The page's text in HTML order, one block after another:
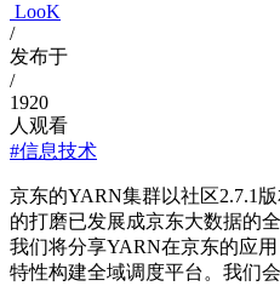
LooK
/
发布于
/
1920
人观看
#信息技术
京东的YARN集群以社区2.7.1
的打磨已发展成京东大数据的
我们将分享YARN在京东的应
特性构建全域调度平台。我们